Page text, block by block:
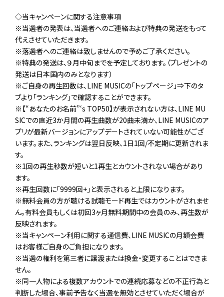
◇当キャンペーンに関する注意事項
※当選者の発表は、当選者へのご連絡および特典の発送をもって
代えさせていただきます。
※落選者へのご連絡は致しませんので予めご了承ください。
※特典の発送は、９月中旬までを予定しております。（プレゼントの
発送は日本国内のみとなります）
※ご自身の再生回数は、LINE MUSICの「トップページ」⇒下のタ
ブより「ランキング」で確認することができます。
※【“あなたのお名前”‘s TOP50】が表示されない方は、LINE MU
SICでの直近3か月間の再生曲数が20曲未満か、LINE MUSICのア
プリが最新バージョンにアップデートされていない可能性がござ
います。また、ランキングは翌日反映、1日1回/不定期に更新されま
す。
※1回の再生秒数が短いと1再生とカウントされない場合があり
ます。
※再生回数に「9999回+」と表示されると上限になります。
※無料会員の方が聴ける試聴モード再生ではカウントがされませ
ん。有料会員もしくは初回3ヶ月無料期間中の会員のみ、再生数が
反映されます。
※当キャンペーン利用に関する通信費、LINE MUSICの月額会費
はお客様ご自身のご負担になります。
※当選の権利を第三者に譲渡または換金・変更することはできま
せん。
※同一人物による複数アカウントでの連続応募などの不正行為と
判断した場合、事前予告なく当選を無効とさせていただく場合が